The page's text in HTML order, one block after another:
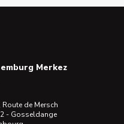
Merkez
Route de Mersch
- Gosseldange